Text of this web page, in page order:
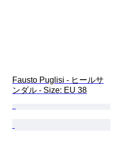
Fausto Puglisi - ヒールサ
ンダル - Size: EU 38